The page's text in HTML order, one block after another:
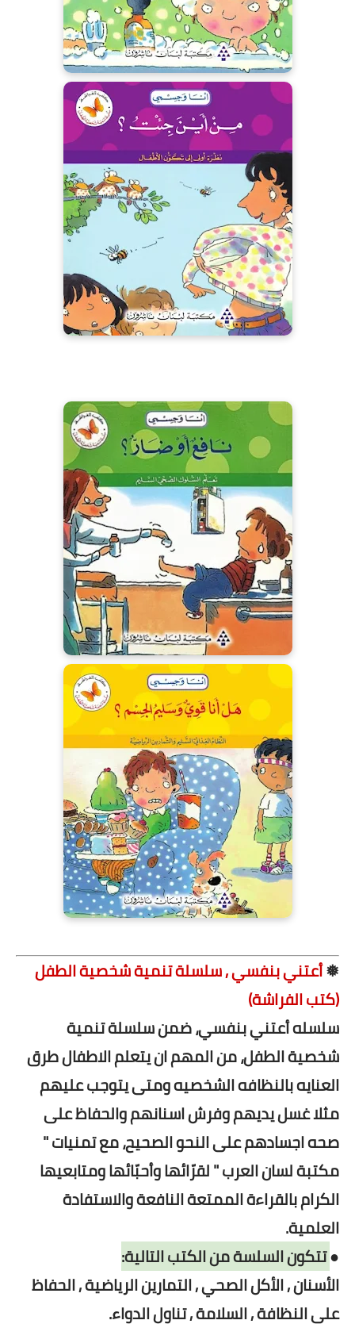
❅أعتني بنفسي , سلسلة تنمية شخصية الطفل
(كتب الفراشة)
سلسله أعتني بنفسي، ضمن سلسلة تنمية
شخصية الطفل، من المهم ان يتعلم الاطفال طرق
العنايه بالنظافه الشخصيه ومتى يتوجب عليهم
مثلا غسل يديهم وفرش اسنانهم والحفاظ على
صحه اجسادهم على النحو الصحيح، مع تمنيات "
مكتبة لسان العرب " لقرّائها وأحبّائها ومتابعيها
الكرام بالقراءة الممتعة النافعة والاستفادة
العلمية.
●تتكون السلسة من الكتب التالية:
الأسنان , الأكل الصحي , التمارين الرياضية , الحفاظ
على النظافة , السلامة , تناول الدواء.